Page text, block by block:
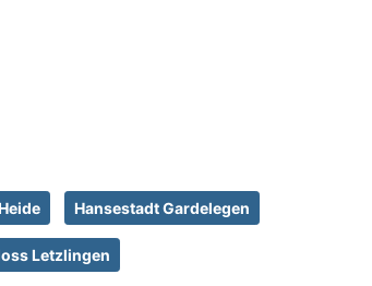
Hansestadt Gardelegen
Letzlingen